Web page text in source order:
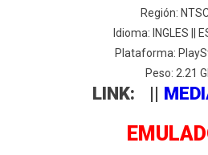
Región: NTSC
Idioma: INGLES ||
Plataforma:
Peso: 2.21
LINK: ||